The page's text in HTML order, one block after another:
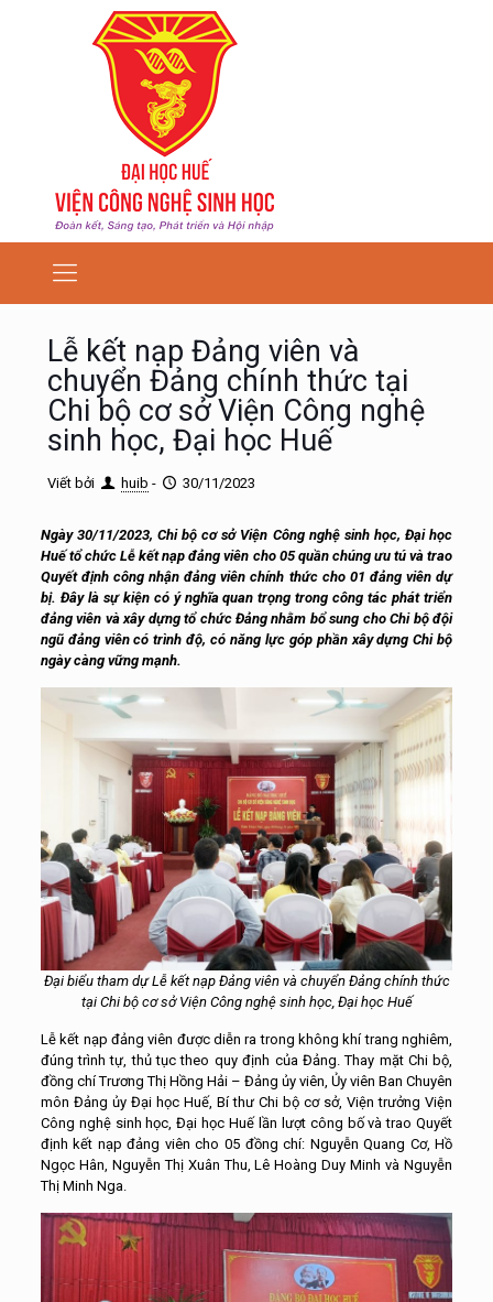
Lễ kết nạp Đảng viên và
chuyển Đảng chính thức tại
Chi bộ cơ sở Viện Công nghệ
sinh học, Đại học Huế
Viết bởi huib - 30/11/2023
Ngày 30/11/2023, Chi bộ cơ sở Viện Công nghệ sinh học, Đại học
Huế tổ chức Lễ kết nạp đảng viên cho 05 quần chúng ưu tú và trao
Quyết định công nhận đảng viên chính thức cho 01 đảng viên dự
bị. Đây là sự kiện có ý nghĩa quan trọng trong công tác phát triển
đảng viên và xây dựng tổ chức Đảng nhằm bổ sung cho Chi bộ đội
ngũ đảng viên có trình độ, có năng lực góp phần xây dựng Chi bộ
ngày càng vững mạnh.
Đại biểu tham dự Lễ kết nạp Đảng viên và chuyển Đảng chính thức
tại Chi bộ cơ sở Viện Công nghệ sinh học, Đại học Huế
Lễ kết nạp đảng viên được diễn ra trong không khí trang nghiêm,
đúng trình tự, thủ tục theo quy định của Đảng. Thay mặt Chi bộ,
đồng chí Trương Thị Hồng Hải – Đảng ủy viên, Ủy viên Ban Chuyên
môn Đảng ủy Đại học Huế, Bí thư Chi bộ cơ sở, Viện trưởng Viện
Công nghệ sinh học, Đại học Huế lần lượt công bố và trao Quyết
định kết nạp đảng viên cho 05 đồng chí: Nguyễn Quang Cơ, Hồ
Ngọc Hân, Nguyễn Thị Xuân Thu, Lê Hoàng Duy Minh và Nguyễn
Thị Minh Nga.